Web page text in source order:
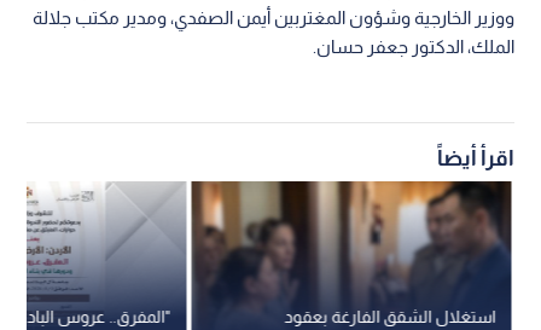
ووزير الخارجية وشؤون المغتربين أيمن الصفدي، ومدير مكتب جلالة
الملك، الدكتور جعفر حسان.
اقرأ أيضاً
"المفرق.. عروس
استغلال الشقق الفارغة بعقود